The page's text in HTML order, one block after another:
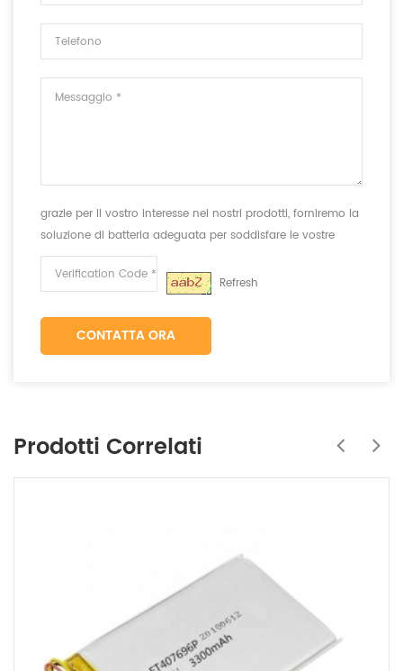
grazie per il vostro interesse nei nostri prodotti, forniremo la
soluzione di batteria adeguata per soddisfare le vostre
esigenze.
Refresh
CONTATTA ORA
Prodotti Correlati